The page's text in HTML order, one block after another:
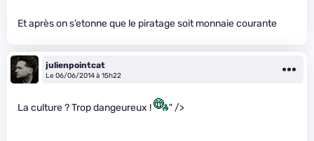
Et après on s’etonne que le piratage soit monnaie courante
julienpointcat
Le 06/06/2014 à 15h22
La culture ? Trop dangeureux ! " />